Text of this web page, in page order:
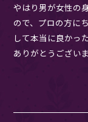
やはり男が女性の
ので、プロの方に
して本当に良かっ
ありがとうござい